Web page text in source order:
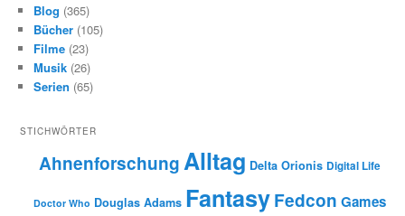
Blog (365)
Bücher (105)
Filme (23)
Musik (26)
Serien (65)
STICHWÖRTER
AhnenforschungAlltag Delta Orionis Digital Life
Doctor Who Douglas Adams Fantasy Fedcon Games